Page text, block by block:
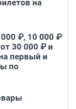
на
₽, 10 000 ₽
30 000 ₽ и
первый и
по